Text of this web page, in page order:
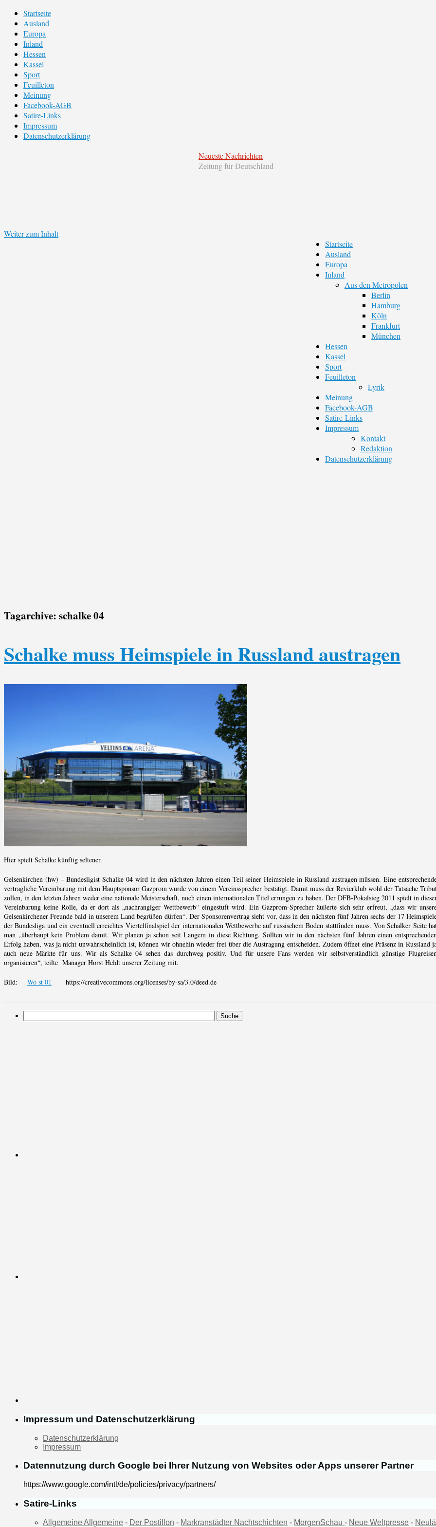
Startseite
Ausland
Europa
Inland
Hessen
Kassel
Sport
Feuilleton
Meinung
Facebook-AGB
Satire-Links
Impressum
Datenschutzerklärung
Neueste Nachrichten
Zeitung für Deutschland
Weiter zum Inhalt
Startseite
Ausland
Europa
Inland
Aus den Metropolen
Berlin
Hamburg
Köln
Frankfurt
München
Hessen
Kassel
Sport
Feuilleton
Lyrik
Meinung
Facebook-AGB
Satire-Links
Impressum
Kontakt
Redaktion
Datenschutzerklärung
Tagarchive: schalke 04
Schalke muss Heimspiele in Russland austragen
Hier spielt Schalke künftig seltener.
Gelsenkirchen (hw) – Bundesligist Schalke 04 wird in den nächsten Jahren einen Teil seiner Heimspiele in Russland austragen müssen. Eine
vertragliche Vereinbarung mit dem Hauptsponsor Gazprom wurde von einem Vereinssprecher bestätigt. Damit muss der Revierklub wohl der Tatsache
zollen, in den letzten Jahren weder eine nationale Meisterschaft, noch einen internationalen Titel errungen zu haben. Der DFB-Pokalsieg 2011 spielt in
Vereinbarung keine Rolle, da er dort als „nachrangiger Wettbewerb“ eingestuft wird. Ein Gazprom-Sprecher äußerte sich sehr erfreut, „dass wir
Gelsenkirchener Freunde bald in unserem Land begrüßen dürfen“. Der Sponsorenvertrag sieht vor, dass in den nächsten fünf Jahren sechs der 17
der Bundesliga und ein eventuell erreichtes Viertelfinalspiel der internationalen Wettbewerbe auf russischem Boden stattfinden muss. Von Schalker Seite
man „überhaupt kein Problem damit. Wir planen ja schon seit Langem in diese Richtung. Sollten wir in den nächsten fünf Jahren einen
Erfolg haben, was ja nicht unwahrscheinlich ist, können wir ohnehin wieder frei über die Austragung entscheiden. Zudem öffnet eine Präsenz in Russland
auch neue Märkte für uns. Wir als Schalke 04 sehen das durchweg positiv. Und für unsere Fans werden wir selbstverständlich günstige
organisieren“, teilte Manager Horst Heldt unserer Zeitung mit.
Bild: Wo st 01 https://creativecommons.org/licenses/by-sa/3.0/deed.de
Impressum und Datenschutzerklärung
Datenschutzerklärung
Impressum
Datennutzung durch Google bei Ihrer Nutzung von Websites oder Apps unserer Partner
https://www.google.com/intl/de/policies/privacy/partners/
Satire-Links
Allgemeine Allgemeine - Der Postillon - Markranstädter Nachtschichten - MorgenSchau - Neue Weltpresse -